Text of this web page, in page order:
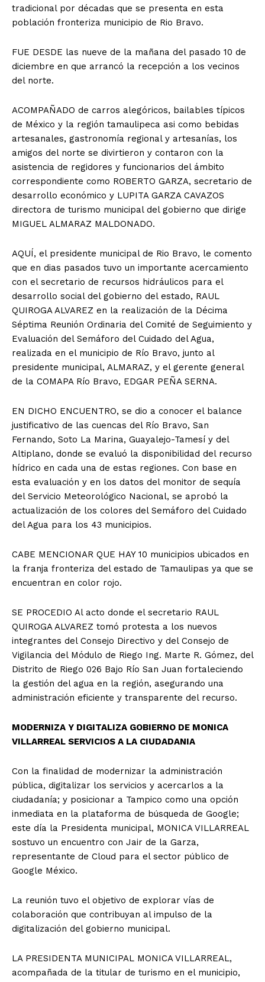
tradicional por décadas que se presenta en esta
población fronteriza municipio de Rio Bravo.
FUE DESDE las nueve de la mañana del pasado 10 de
diciembre en que arrancó la recepción a los vecinos
del norte.
ACOMPAÑADO de carros alegóricos, bailables típicos
de México y la región tamaulipeca asi como bebidas
artesanales, gastronomía regional y artesanías, los
amigos del norte se divirtieron y contaron con la
asistencia de regidores y funcionarios del ámbito
correspondiente como ROBERTO GARZA, secretario de
desarrollo económico y LUPITA GARZA CAVAZOS
directora de turismo municipal del gobierno que dirige
MIGUEL ALMARAZ MALDONADO.
AQUÍ, el presidente municipal de Rio Bravo, le comento
que en dias pasados tuvo un importante acercamiento
con el secretario de recursos hidráulicos para el
desarrollo social del gobierno del estado, RAUL
QUIROGA ALVAREZ en la realización de la Décima
Séptima Reunión Ordinaria del Comité de Seguimiento y
Evaluación del Semáforo del Cuidado del Agua,
realizada en el municipio de Río Bravo, junto al
presidente municipal, ALMARAZ, y el gerente general
de la COMAPA Río Bravo, EDGAR PEÑA SERNA.
EN DICHO ENCUENTRO, se dio a conocer el balance
justificativo de las cuencas del Río Bravo, San
Fernando, Soto La Marina, Guayalejo-Tamesí y del
Altiplano, donde se evaluó la disponibilidad del recurso
hídrico en cada una de estas regiones. Con base en
esta evaluación y en los datos del monitor de sequía
del Servicio Meteorológico Nacional, se aprobó la
actualización de los colores del Semáforo del Cuidado
del Agua para los 43 municipios.
CABE MENCIONAR QUE HAY 10 municipios ubicados en
la franja fronteriza del estado de Tamaulipas ya que se
encuentran en color rojo.
SE PROCEDIO Al acto donde el secretario RAUL
QUIROGA ALVAREZ tomó protesta a los nuevos
integrantes del Consejo Directivo y del Consejo de
Vigilancia del Módulo de Riego Ing. Marte R. Gómez, del
Distrito de Riego 026 Bajo Río San Juan fortaleciendo
la gestión del agua en la región, asegurando una
administración eficiente y transparente del recurso.
MODERNIZA Y DIGITALIZA GOBIERNO DE MONICA
VILLARREAL SERVICIOS A LA CIUDADANIA
Con la finalidad de modernizar la administración
pública, digitalizar los servicios y acercarlos a la
ciudadanía; y posicionar a Tampico como una opción
inmediata en la plataforma de búsqueda de Google;
este día la Presidenta municipal, MONICA VILLARREAL
sostuvo un encuentro con Jair de la Garza,
representante de Cloud para el sector público de
Google México.
La reunión tuvo el objetivo de explorar vías de
colaboración que contribuyan al impulso de la
digitalización del gobierno municipal.
LA PRESIDENTA MUNICIPAL MONICA VILLARREAL,
acompañada de la titular de turismo en el municipio,